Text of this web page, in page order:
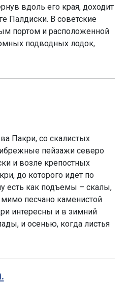
вдоль его края, доходит
Палдиски. В советские
портом и расположенной
подводных лодок,
Пакри, со скалистых
пейзажи северо
и возле крепостных
до которого идет по
есть как подъемы – скалы,
мимо песчано каменистой
интересны и в зимний
и осенью, когда листья